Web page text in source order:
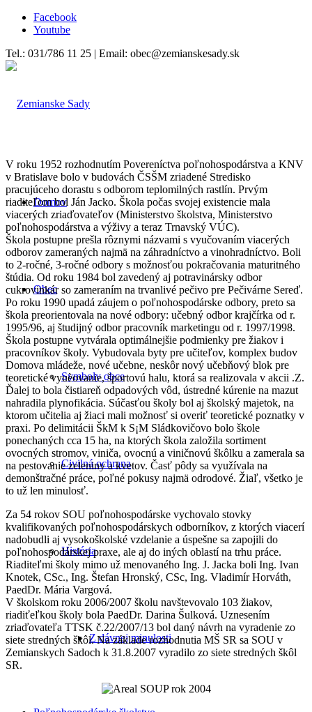
Facebook
Youtube
Tel.: 031/786 11 25 | Email: obec@zemianskesady.sk
Domov
Obec
Symboly obce
Civilná ochrana
História
Z dávnej minulosti
V roku 1952 rozhodnutím Povereníctva poľnohospodárstva a KNV
v Bratislave bolo v budovách ČSŠM zriadené Stredisko
pracujúceho dorastu s odborom teplomilných rastlín. Prvým
riaditeľom bol Ján Jacko. Škola počas svojej existencie mala
viacerých zriaďovateľov (Ministerstvo školstva, Ministerstvo
poľnohospodárstva a výživy a teraz Trnavský VÚC).
Škola postupne prešla rôznymi názvami s vyučovaním viacerých
odborov zameraných najmä na záhradníctvo a vinohradníctvo. Boli
to 2-ročné, 3-ročné odbory s možnosťou pokračovania maturitného
štúdia. Od roku 1984 bol zavedený aj potravinársky odbor
cukrovinkár so zameraním na trvanlivé pečivo pre Pečivárne Sereď.
Po roku 1990 upadá záujem o poľnohospodárske odbory, preto sa
škola preorientovala na nové odbory: učebný odbor krajčírka od r.
1995/96, aj študijný odbor pracovník marketingu od r. 1997/1998.
Škola postupne vytvárala optimálnejšie podmienky pre žiakov i
pracovníkov školy. Vybudovala byty pre učiteľov, komplex budov
Domova mládeže, nové učebne, neskôr nový učebňový blok pre
teoretické vyuèovanie, športovú halu, ktorá sa realizovala v akcii .Z.
Ďalej to bola čistiareň odpadových vôd, ústredné kúrenie na mazut
nahradila plynofikácia. Súčasťou školy bol aj školský majetok, na
ktorom učitelia aj žiaci mali možnosť si overiť teoretické poznatky v
praxi. Po delimitácii ŠkM k S¡M Sládkovičovo bolo škole
ponechaných cca 15 ha, na ktorých škola založila sortiment
ovocných stromov, viniča, ovocnú a viničnovú škôlku a zamerala sa
na pestovanie zeleniny a kvetov. Časť pôdy sa využívala na
demonštračné práce, poľné pokusy najmä odrodové. Žiaľ, všetko je
to už len minulosť.
Za 54 rokov SOU poľnohospodárske vychovalo stovky
kvalifikovaných poľnohospodárskych odborníkov, z ktorých viacerí
nadobudli aj vysokoškolské vzdelanie a úspešne sa zapojili do
poľnohospodárskej praxe, ale aj do iných oblastí na trhu práce.
Riaditeľmi školy mimo už menovaného Ing. J. Jacka boli Ing. Ivan
Knotek, CSc., Ing. Štefan Hronský, CSc, Ing. Vladimír Horváth,
PaedDr. Mária Vargová.
V školskom roku 2006/2007 školu navštevovalo 103 žiakov,
riadiťeľkou školy bola PaedDr. Darina Šulková. Uznesením
zriaďovateľa TTSK č.22/2007/13 bol daný návrh na vyradenie zo
siete stredných škôl. Na základe rozhodnutia MŠ SR sa SOU v
Zemianskych Sadoch k 31.8.2007 vyradilo zo siete stredných škôl
SR.